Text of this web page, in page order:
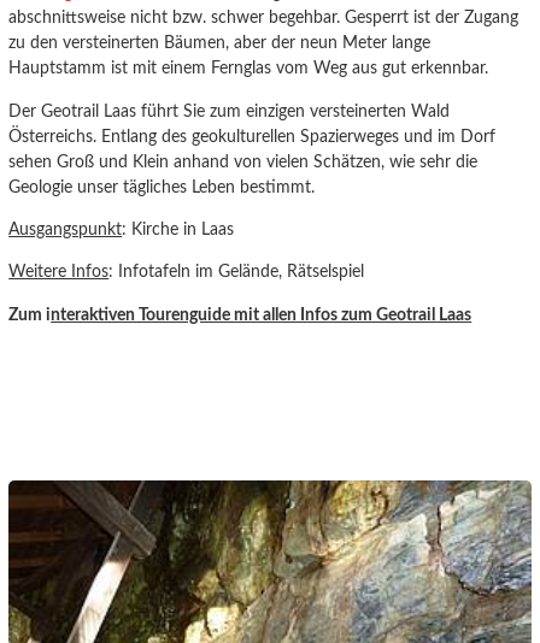
abschnittsweise nicht bzw. schwer begehbar. Gesperrt ist der Zugang
zu den versteinerten Bäumen, aber der neun Meter lange
Hauptstamm ist mit einem Fernglas vom Weg aus gut erkennbar.
Der Geotrail Laas führt Sie zum einzigen versteinerten Wald
Österreichs. Entlang des geokulturellen Spazierweges und im Dorf
sehen Groß und Klein anhand von vielen Schätzen, wie sehr die
Geologie unser tägliches Leben bestimmt.
Ausgangspunkt: Kirche in Laas
Weitere Infos: Infotafeln im Gelände, Rätselspiel
Zum interaktiven Tourenguide mit allen Infos zum Geotrail Laas